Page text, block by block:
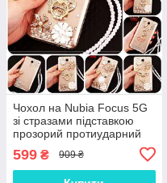
Чохол на Nubia Focus 5G
зі стразами підставкою
прозорий протиударний
599 ₴ 909 ₴